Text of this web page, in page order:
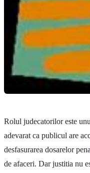
Rolul judecatorilor este
adevarat ca publicul are
desfasurarea dosarelor
de afaceri. Dar justitia nu